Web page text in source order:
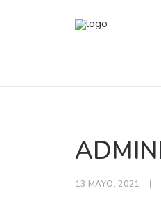
13 MAYO, 2021 |